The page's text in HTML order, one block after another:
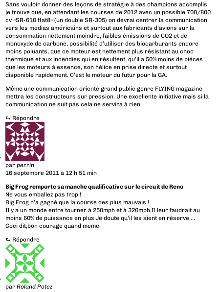
Sans vouloir donner des leçons de stratégie à des champions accomplis
je trouve que, en attendant les courses de 2012 avec un possible 700/800
cv «SR-610 flat8» (un double SR-305) on devrai centrer la communication
vers les medias américains et surtout aux fabricants d’avions sur la
consommation nettement moindre, faibles émissions de CO2 et de
monoxyde de carbone, possibilité d’utiliser des biocarburants encore
moins poluants, que ce moteur est nettement plus résistant au choc
thermique et aux incendies qui en résultent, qu’il a 50% moins de piéces
que les moteurs à essence, son hélice en prise directe et surtout
disponible rapidement. C’est le moteur du futur pour la GA.
Même une communication orienté grand public genre FLYING magazine
mettra les constructeurs sur pression. Une excellente initiative mais si la
communication ne suit pas cela ne servira à rien.
⮑ Répondre
parperrin
16 septembre 2011 à 12 h 51 min
Big Frog remporte sa manche qualificative sur le circuit de Reno
Ne vous emballez pas trop !
Big Frog n’a gagné que la course des plus mauvais !
Il y a un monde entre tourner à 250mph et à 320mph.Il leur faudrait au
moins 60% de puissance en plus.Je doute qu’il les aient en réserve….
Ceci dit,bon courage quand meme.
⮑ Répondre
parRoland Potez